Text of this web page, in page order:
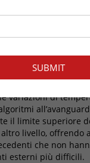
piccolo e offre
infrarossa con
8 e 14um.
potente e di un
in più rispetto a
variazioni di
il limite superiore
livello, offrendo
che non
esterni più difficili.
SUBMIT